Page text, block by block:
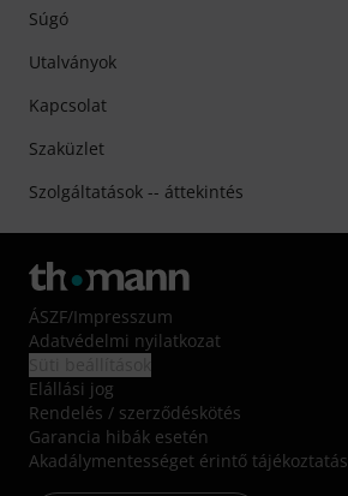
Súgó
Utalványok
Kapcsolat
Szaküzlet
Szolgáltatások -- áttekintés
ÁSZF/Impresszum
Adatvédelmi nyilatkozat
Elállási jog
Rendelés / szerződéskötés
Garancia hibák esetén
Akadálymentességet érintő tájékoztatás